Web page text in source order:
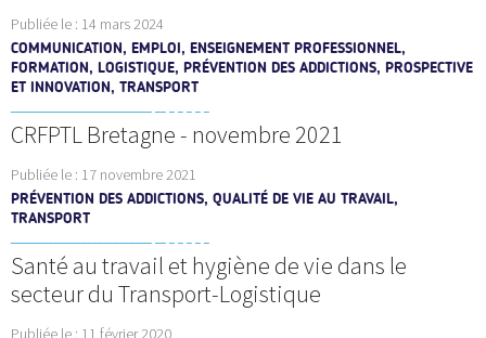
Publiée le : 14 mars 2024
COMMUNICATION, EMPLOI, ENSEIGNEMENT PROFESSIONNEL,
FORMATION, LOGISTIQUE, PRÉVENTION DES ADDICTIONS, PROSPECTIVE
ET INNOVATION, TRANSPORT
CRFPTL Bretagne - novembre 2021
Publiée le : 17 novembre 2021
PRÉVENTION DES ADDICTIONS, QUALITÉ DE VIE AU TRAVAIL,
TRANSPORT
Santé au travail et hygiène de vie dans le
secteur du Transport-Logistique
Publiée le : 11 février 2020